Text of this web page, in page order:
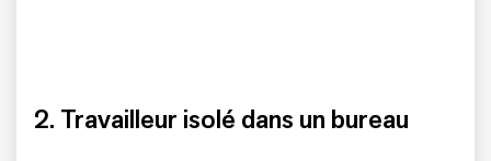
2. Travailleur isolé dans un bureau